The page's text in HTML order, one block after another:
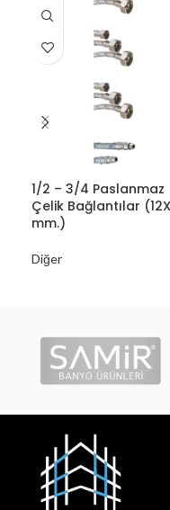
1/2 – 3/4 Paslanmaz
Çelik Bağlantılar
mm.)
Diğer